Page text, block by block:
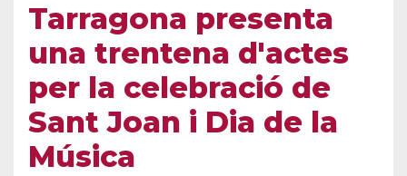
Tarragona presenta
una trentena d'actes
per la celebració de
Sant Joan i Dia de la
Música